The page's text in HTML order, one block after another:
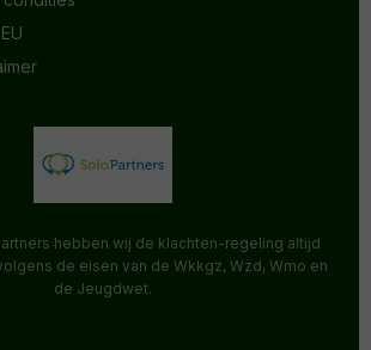
hebben wij de klachten-regeling altijd
de eisen van de Wkkgz, Wzd, Wmo en
de Jeugdwet.